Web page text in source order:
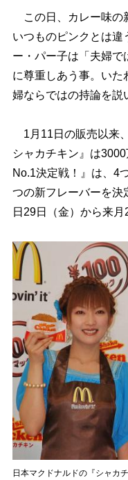
この日、カレー味の
いつものピンクとは違
ー・パー子は「夫婦で
に尊重しあう事。いた
婦ならではの持論を説
1月11日の販売以来
シャカチキン』は
No.1決定戦！』は、4
つの新フレーバーを決
日29日（金）から来月
日本マクドナルドの『シャカ